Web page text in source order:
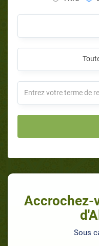
Accrochez-
Sous